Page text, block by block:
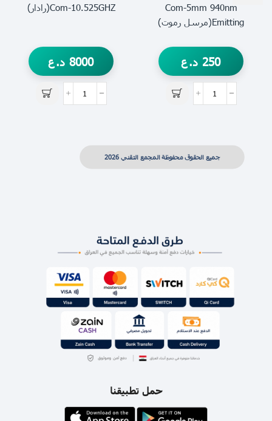
Com-5mm 940nm
Emitting(مرسل رموت)
250 د.ع
Com-10.525GHZ(رادار)
8000 د.ع
جميع الحقوق محفوظة المجمع التقني 2026
حمل تطبيقنا